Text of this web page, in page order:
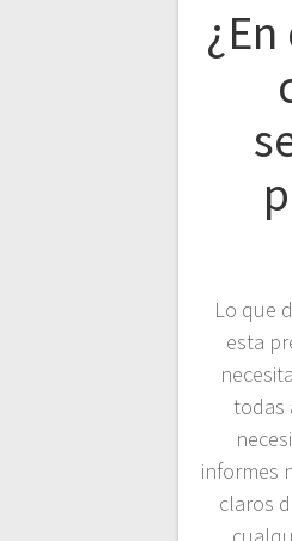
Lo que
esta
todas
informes
claros